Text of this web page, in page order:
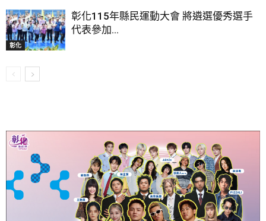
彰化
彰化115年縣民運動大會 將遴選優秀選手
代表參加...